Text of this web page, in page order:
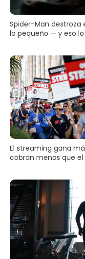
Spider-Man
lo pequeño — y eso
El streaming gana
cobran menos que el